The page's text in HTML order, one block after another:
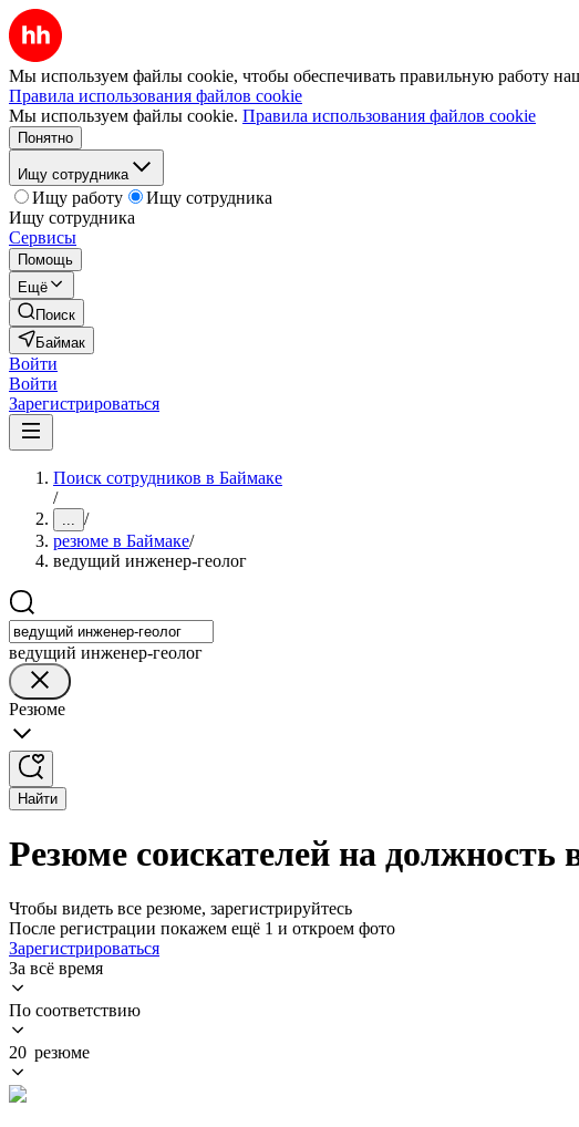
Мы используем файлы cookie, чтобы обеспечивать правильную работу
Правила использования файлов cookie
Мы используем файлы cookie. Правила использования файлов cookie
Понятно
Ищу сотрудника
Ищу работу
Ищу сотрудника
Ищу сотрудника
Сервисы
Помощь
Ещё
Поиск
Баймак
Войти
Войти
Зарегистрироваться
Поиск сотрудников в Баймаке
/
... /
резюме в Баймаке/
ведущий инженер-геолог
ведущий инженер-геолог
Резюме
Найти
Резюме соискателей на должность
Чтобы видеть все резюме, зарегистрируйтесь
После регистрации покажем ещё 1 и откроем фото
Зарегистрироваться
За всё время
По соответствию
20 резюме